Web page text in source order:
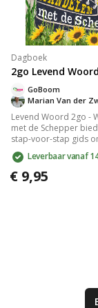
Dagboek
2go Levend
Marian Van der
GoBoom
Levend Woord 2go -
met de Schepper
stap-voor-stap gids
te verdiepen en een
met God op te
nodigt je uit om
wandelen in Zijn
Leverbaar vanaf
€ 9,95